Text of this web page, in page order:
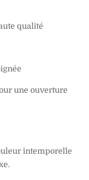
qualité
une ouverture
intemporelle